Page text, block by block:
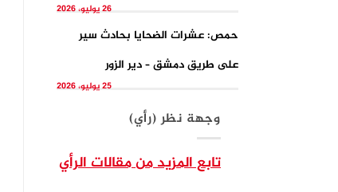
26 يوليو، 2026
حمص: عشرات الضحايا بحادث سير
على طريق دمشق – دير الزور
25 يوليو، 2026
وجهة نظر (رأي)
تابع المزيد من مقالات الرأي